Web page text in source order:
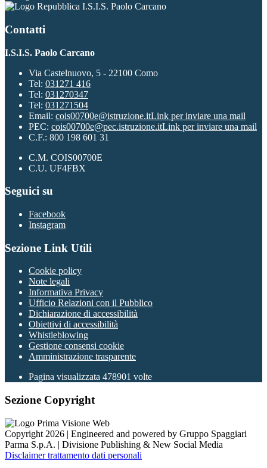
I.S.I.S. Paolo Carcano
Contatti
I.S.I.S. Paolo Carcano
Via Castelnuovo, 5 - 22100 Como
Tel: 031271 416
Tel: 031270347
Tel: 031271504
Email: cois00700e@istruzione.itLink per inviare una mail
PEC: cois00700e@pec.istruzione.itLink per inviare una mail
C.F.: 800 198 601 31
C.M. COIS00700E
C.U. UF4FBX
Seguici su
Facebook
Instagram
Sezione Link Utili
Cookie policy
Note legali
Informativa Privacy
Ufficio Relazioni con il Pubblico
Dichiarazione di accessibilità
Obiettivi di accessibilità
Whistleblowing
Gestione consensi cookie
Amministrazione trasparente
Pagina visualizzata 478901 volte
Sezione Copyright
Copyright 2026 | Engineered and powered by Gruppo Spaggiari
Parma S.p.A. | Divisione Publishing & New Social Media
Disclaimer trattamento dati personali